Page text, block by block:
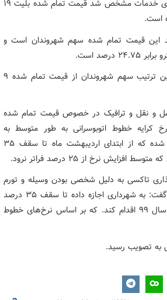
کاهش مسافر و افزایش بهای خدمات مشخص شد قیمت تمام شده بلیت ۱۹
اما تنها ۹ درصد این قیمت تمام شده سهم شهروندان است و
است.
علیخانی اظهار داشت: به این ترتیب سهم شهروندان از قیمت تمام شده ۹
و نقل و ترافیک در خصوص قیمت تمام شده
کرایه خطوط اتوبوسرانی به طور متوسط به
شهرداری تهران اجازه داده شده که از ابتدای اردیبهشت ماه تا سقف ۳۵
نرخ از ۲۵ درصد فراتر نرود.
تاکسی به دلیل شخصی بودن وسیله و تورم
۵۰ درصدی متفاوت است، گفت: به شهرداری اجازه داده تا سقف ۳۵ درصد
افزایش نسبت به نرخ پایه سال ۹۹ اقدام کند. که بر اساس نرخ‌های خطوط